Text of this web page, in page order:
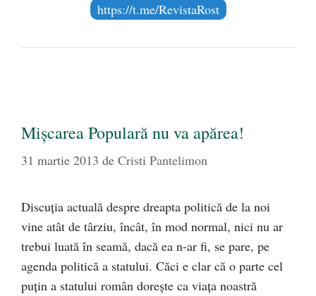
https://t.me/RevistaRost
Mişcarea Populară nu va apărea!
31 martie 2013 de Cristi Pantelimon
Discuţia actuală despre dreapta politică de la noi
vine atât de târziu, încât, în mod normal, nici nu ar
trebui luată în seamă, dacă ea n-ar fi, se pare, pe
agenda politică a statului. Căci e clar că o parte cel
puţin a statului român doreşte ca viaţa noastră